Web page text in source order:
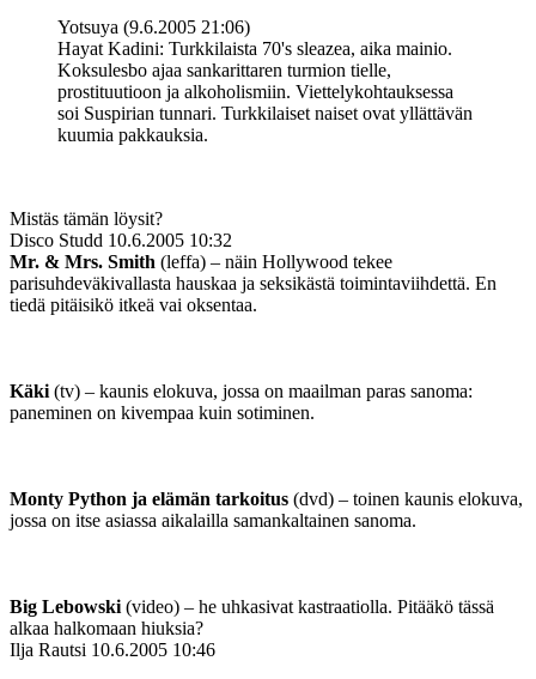
Yotsuya (9.6.2005 21:06)
Hayat Kadini: Turkkilaista 70's sleazea, aika mainio.
Koksulesbo ajaa sankarittaren turmion tielle,
prostituutioon ja alkoholismiin. Viettelykohtauksessa
soi Suspirian tunnari. Turkkilaiset naiset ovat yllättävän
kuumia pakkauksia.
Mistäs tämän löysit?
Disco Studd 10.6.2005 10:32
Mr. & Mrs. Smith (leffa) – näin Hollywood tekee
parisuhdeväkivallasta hauskaa ja seksikästä toimintaviihdettä. En
tiedä pitäisikö itkeä vai oksentaa.
Käki (tv) – kaunis elokuva, jossa on maailman paras sanoma:
paneminen on kivempaa kuin sotiminen.
Monty Python ja elämän tarkoitus (dvd) – toinen kaunis elokuva,
jossa on itse asiassa aikalailla samankaltainen sanoma.
Big Lebowski (video) – he uhkasivat kastraatiolla. Pitääkö tässä
alkaa halkomaan hiuksia?
Ilja Rautsi 10.6.2005 10:46